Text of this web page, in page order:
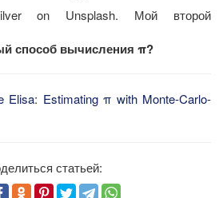
on Unsplash. Мой второй
способ вычисления π?
Elisa: Estimating π with Monte-Carlo-
статьей: